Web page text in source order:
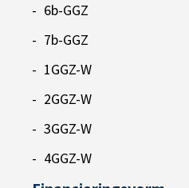
6b-GGZ
7b-GGZ
1GGZ-W
2GGZ-W
3GGZ-W
4GGZ-W